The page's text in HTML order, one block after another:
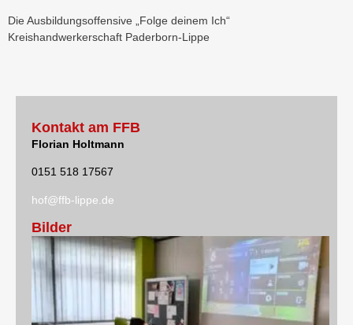
Die Ausbildungsoffensive „Folge deinem Ich“
Kreishandwerkerschaft Paderborn-Lippe
Kontakt am FFB
Florian Holtmann
0151 518 17567
hof@ffb-lippe.de
Bilder